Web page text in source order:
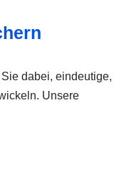
dabei, eindeutige,
Unsere